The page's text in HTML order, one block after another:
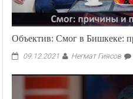
Объектив: Смог в Бишкеке:
09.12.2021 Негмат Гиясов